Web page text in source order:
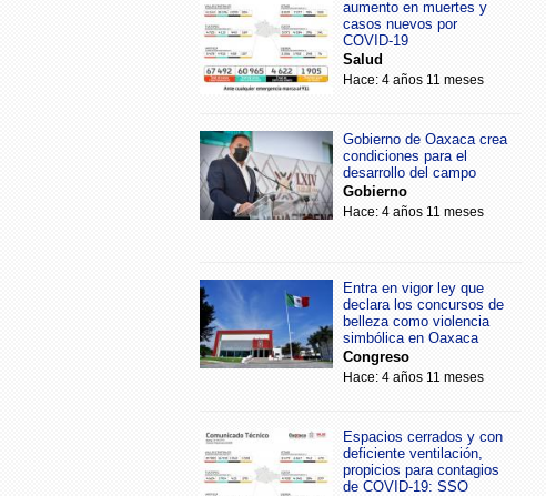
aumento en muertes y
casos nuevos por
COVID-19
Salud
Hace: 4 años 11 meses
Gobierno de Oaxaca crea
condiciones para el
desarrollo del campo
Gobierno
Hace: 4 años 11 meses
Entra en vigor ley que
declara los concursos de
belleza como violencia
simbólica en Oaxaca
Congreso
Hace: 4 años 11 meses
Espacios cerrados y con
deficiente ventilación,
propicios para contagios
de COVID-19: SSO